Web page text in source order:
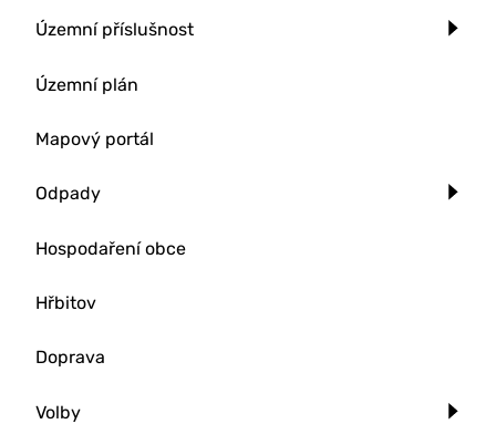
Územní příslušnost
Územní plán
Mapový portál
Odpady
Hospodaření obce
Hřbitov
Doprava
Volby